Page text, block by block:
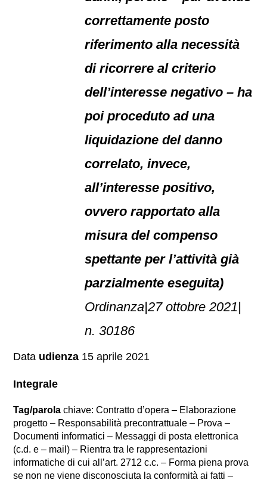
correttamente posto
riferimento alla necessità
di ricorrere al criterio
dell’interesse negativo – ha
poi proceduto ad una
liquidazione del danno
correlato, invece,
all’interesse positivo,
ovvero rapportato alla
misura del compenso
spettante per l’attività già
parzialmente eseguita)
Ordinanza|27 ottobre 2021|
n. 30186
Data udienza 15 aprile 2021
Integrale
Tag/parola chiave: Contratto d’opera – Elaborazione
progetto – Responsabilità precontrattuale – Prova –
Documenti informatici – Messaggi di posta elettronica
(c.d. e – mail) – Rientra tra le rappresentazioni
informatiche di cui all’art. 2712 c.c. – Forma piena prova
se non ne viene disconosciuta la conformità ai fatti –